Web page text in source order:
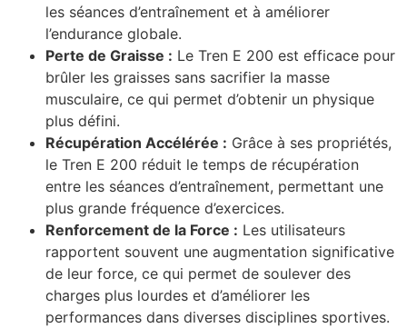
les séances d’entraînement et à améliorer
l’endurance globale.
Perte de Graisse : Le Tren E 200 est efficace pour
brûler les graisses sans sacrifier la masse
musculaire, ce qui permet d’obtenir un physique
plus défini.
Récupération Accélérée : Grâce à ses propriétés,
le Tren E 200 réduit le temps de récupération
entre les séances d’entraînement, permettant une
plus grande fréquence d’exercices.
Renforcement de la Force : Les utilisateurs
rapportent souvent une augmentation significative
de leur force, ce qui permet de soulever des
charges plus lourdes et d’améliorer les
performances dans diverses disciplines sportives.